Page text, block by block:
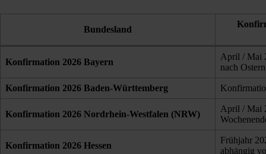
Bundesland
Konfirmation 2026 Bayern
April / Mai
nach
Konfirmation 2026 Baden‑Württemberg
Konfirmation 2026 Nordrhein‑Westfalen (NRW)
April / Mai
Konfirmation 2026 Hessen
Frühjahr
abhängig